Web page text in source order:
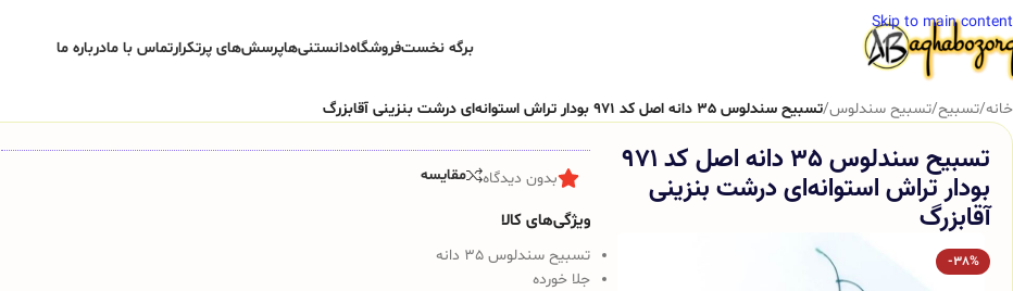
Skip to main content
برگه نخستفروشگاهدانستنی‌هاپرسش‌های پرتکرارتماس با مادرباره ما
خانه/تسبیح/تسبیح سندلوس/تسبیح سندلوس 35 دانه اصل کد 971 بودار تراش استوانه‌ای درشت بنزینی آقابزرگ
تسبیح سندلوس 35 دانه اصل کد 971
بودار تراش استوانه‌ای درشت بنزینی
آقابزرگ
-38%
بدون دیدگاه مقایسه
ویژگی‌های کالا
تسبیح سندلوس 35 دانه
جلا خورده